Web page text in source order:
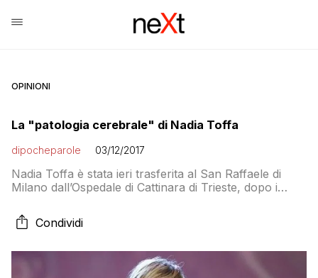
OPINIONI
La "patologia cerebrale" di Nadia Toffa
dipocheparole 03/12/2017
Nadia Toffa è stata ieri trasferita al San Raffaele di
Milano dall’Ospedale di Cattinara di Trieste, dopo i
il trasporto protetto. Le sue condizioni sono
stazionarie secondo la Direzione di Asuits, l’Azienda
Iene si è sentita male nella hall […]
Condividi